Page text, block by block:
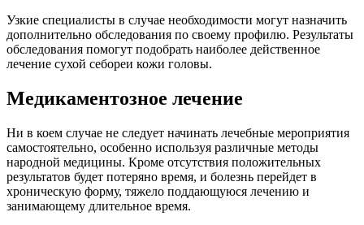
Узкие специалисты в случае необходимости могут назначить
дополнительно обследования по своему профилю. Результаты
обследования помогут подобрать наиболее действенное
лечение сухой себореи кожи головы.
Медикаментозное лечение
Ни в коем случае не следует начинать лечебные мероприятия
самостоятельно, особенно используя различные методы
народной медицины. Кроме отсутствия положительных
результатов будет потеряно время, и болезнь перейдет в
хроническую форму, тяжело поддающуюся лечению и
занимающему длительное время.